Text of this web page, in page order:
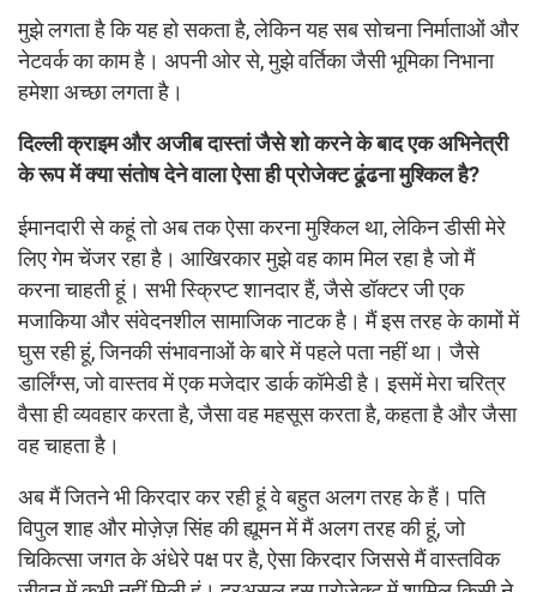
मुझे लगता है कि यह हो सकता है, लेकिन यह सब सोचना निर्माताओं और
नेटवर्क का काम है। अपनी ओर से, मुझे वर्तिका जैसी भूमिका निभाना
हमेशा अच्छा लगता है।
दिल्ली क्राइम और अजीब दास्तां जैसे शो करने के बाद एक अभिनेत्री
के रूप में क्या संतोष देने वाला ऐसा ही प्रोजेक्ट ढूंढना मुश्किल है?
ईमानदारी से कहूं तो अब तक ऐसा करना मुश्किल था, लेकिन डीसी मेरे
लिए गेम चेंजर रहा है। आखिरकार मुझे वह काम मिल रहा है जो मैं
करना चाहती हूं। सभी स्क्रिप्ट शानदार हैं, जैसे डॉक्टर जी एक
मजाकिया और संवेदनशील सामाजिक नाटक है। मैं इस तरह के कामों में
घुस रही हूं, जिनकी संभावनाओं के बारे में पहले पता नहीं था। जैसे
डार्लिंग्स, जो वास्तव में एक मजेदार डार्क कॉमेडी है। इसमें मेरा चरित्र
वैसा ही व्यवहार करता है, जैसा वह महसूस करता है, कहता है और जैसा
वह चाहता है।
अब मैं जितने भी किरदार कर रही हूं वे बहुत अलग तरह के हैं। पति
विपुल शाह और मोज़ेज़ सिंह की ह्यूमन में मैं अलग तरह की हूं, जो
चिकित्सा जगत के अंधेरे पक्ष पर है, ऐसा किरदार जिससे मैं वास्तविक